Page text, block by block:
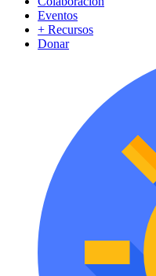
Eventos
+ Recursos
Donar